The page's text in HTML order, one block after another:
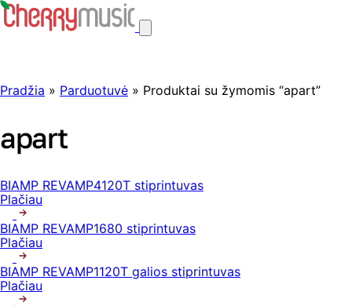
Pradžia » Parduotuvė » Produktai su žymomis “apart”
apart
BIAMP REVAMP4120T stiprintuvas
Plačiau
BIAMP REVAMP1680 stiprintuvas
Plačiau
BIAMP REVAMP1120T galios stiprintuvas
Plačiau